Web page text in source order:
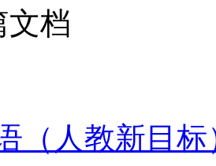
文档
（人教新目